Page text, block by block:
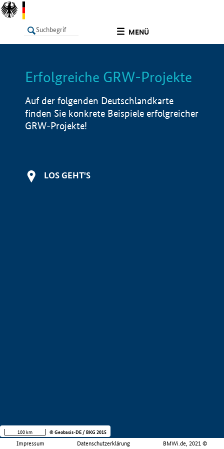
MENÜ
LISTE Info
Erfolgreiche GRW-Projekte
Auf der folgenden Deutschlandkarte
finden Sie konkrete Beispiele erfolgreicher
GRW-Projekte!
LOS GEHT'S
Impressum Datenschutzerklärung BMWi.de, 2021 ©
100 km © Geobasis-DE / BKG 2015